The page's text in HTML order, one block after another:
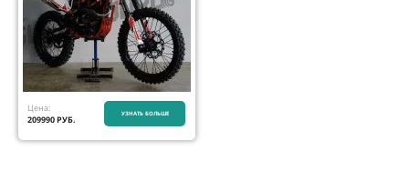
Цена:
209990РУБ. УЗНАТЬ БОЛЬШЕ